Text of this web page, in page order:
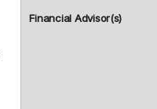
Financial Advisor(s)